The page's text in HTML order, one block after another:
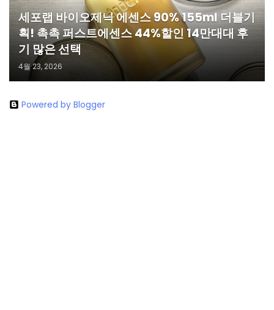
세포랩 바이오제닉 에센스 90% 155ml 더블기
획! 촉촉 퍼스트에센스 44%할인 14만대대 후
기 많은 선택
4월 23, 2026
Powered by Blogger